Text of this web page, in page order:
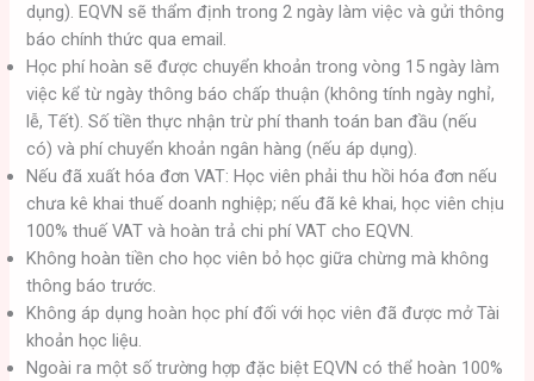
dụng). EQVN sẽ thẩm định trong 2 ngày làm việc và gửi thông
báo chính thức qua email.
Học phí hoàn sẽ được chuyển khoản trong vòng 15 ngày làm
việc kể từ ngày thông báo chấp thuận (không tính ngày nghỉ,
lễ, Tết). Số tiền thực nhận trừ phí thanh toán ban đầu (nếu
có) và phí chuyển khoản ngân hàng (nếu áp dụng).
Nếu đã xuất hóa đơn VAT: Học viên phải thu hồi hóa đơn nếu
chưa kê khai thuế doanh nghiệp; nếu đã kê khai, học viên chịu
100% thuế VAT và hoàn trả chi phí VAT cho EQVN.
Không hoàn tiền cho học viên bỏ học giữa chừng mà không
thông báo trước.
Không áp dụng hoàn học phí đối với học viên đã được mở Tài
khoản học liệu.
Ngoài ra một số trường hợp đặc biệt EQVN có thể hoàn 100%